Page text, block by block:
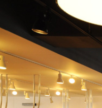
ショッピングサイト制作
ミニチュアを使った世界
MOVIE